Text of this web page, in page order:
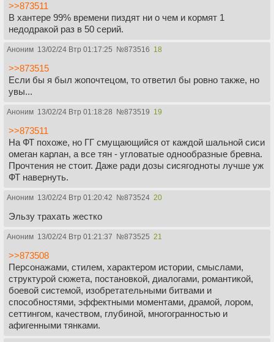
>>873511
В хантере 99% времени пиздят ни о чем и кормят 1
недодракой раз в 50 серий.
Аноним 13/02/24 Втр 01:17:25 №873516 18
>>873515
Если бы я был жопочтецом, то ответил бы ровно также, но
увы...
Аноним 13/02/24 Втр 01:18:28 №873519 19
>>873511
На ФТ похоже, но ГГ смущающийся от каждой шальной сиси
омеган карлан, а все тян - угловатые однообразные бревна.
Прочтения не стоит. Даже ради дозы сисягодноты лучше уж
ФТ навернуть.
Аноним 13/02/24 Втр 01:20:42 №873524 20
Эльзу трахать жестко
Аноним 13/02/24 Втр 01:21:37 №873525 21
>>873508
Персонажами, стилем, характером истории, смыслами,
структурой сюжета, постановкой, диалогами, романтикой,
боевой системой, изобретательными битвами и
способностями, эффектными моментами, драмой, лором,
сеттингом, качеством, глубиной, многогранностью и
афигенными тянками.